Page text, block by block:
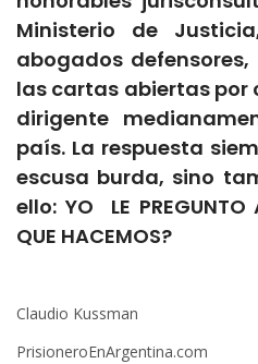
Ministerio de
abogados
las cartas abiertas por
dirigente
país. La respuesta
escusa burda, sino
ello: YO LE PREGUNTO
QUE HACEMOS?
Claudio Kussman
PrisioneroEnArgentina.com